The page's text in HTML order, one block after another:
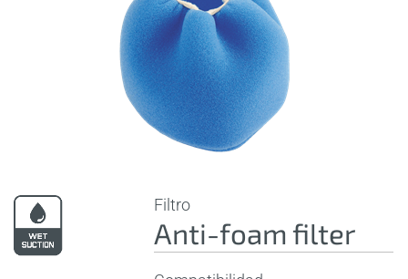
Filtro
Anti-foam filter